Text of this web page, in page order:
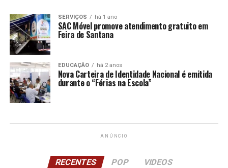
SERVIÇOS há 1 ano
SAC Móvel promove atendimento gratuito em
Feira de Santana
EDUCAÇÃO há 2 anos
Nova Carteira de Identidade Nacional é emitida
durante o “Férias na Escola”
ANÚNCIO
RECENTES POP VIDEOS